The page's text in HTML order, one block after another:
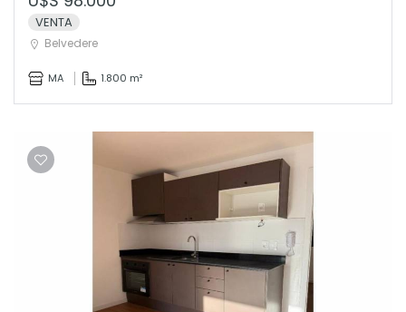
VENTA
Belvedere
MA 1.800 m²